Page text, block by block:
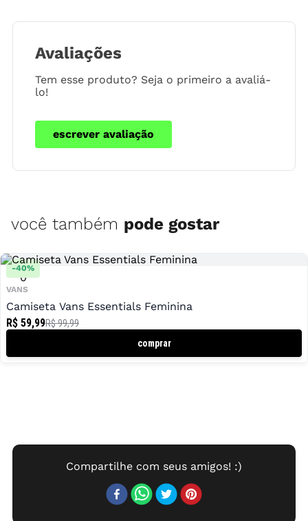
Avaliações
Tem esse produto? Seja o primeiro a avaliá-
lo!
escrever avaliação
você também pode gostar
-40%
VANS
0
Camiseta Vans Essentials Feminina
R$ 59,99R$ 99,99
comprar